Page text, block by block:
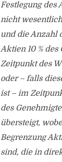
Festlegung des
nicht
und die Anzahl
Aktien 10 %
Zeitpunkt des
oder – falls
ist – im
des
übersteigt,
Begrenzung
sind, die in